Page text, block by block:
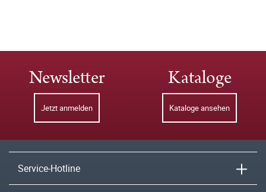
Newsletter
Jetzt anmelden
Kataloge
Kataloge ansehen
Service-Hotline